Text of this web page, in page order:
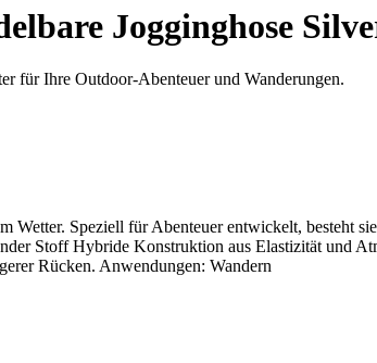
Jogginghose
für Ihre Outdoor-Abenteuer und Wanderungen.
Wetter. Speziell für Abenteuer entwickelt, besteht
Stoff Hybride Konstruktion aus Elastizität und
Rücken. Anwendungen: Wandern